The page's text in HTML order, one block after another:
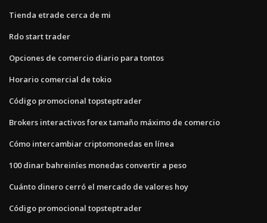
Tienda etrade cerca de mi
Rdo start trader
Opciones de comercio diario para tontos
Horario comercial de tokio
Código promocional topsteptrader
Brokers interactivos forex tamaño máximo de comercio
Cómo intercambiar criptomonedas en línea
100 dinar bahreiníes monedas convertir a peso
Cuánto dinero cerró el mercado de valores hoy
Código promocional topsteptrader